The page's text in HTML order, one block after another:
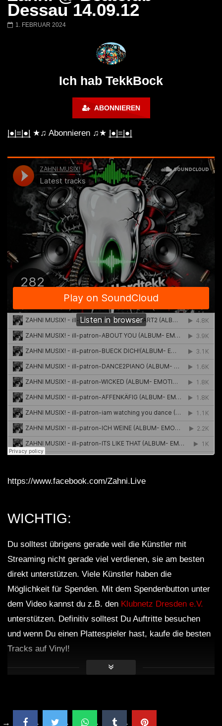
H4U | Minupren vs Craig Mortalis
!◇ [HARDTEKK]
Dessau 14.09.12
1. FEBRUAR 2024
Ich hab TekkBock
ABONNIEREN
|̲̅̅●̲̅̅|̲̅̅=̲̅̅|̲̅̅●̲̅̅| ★♫ Abonnieren ♫★ |̲̅̅●̲̅̅|̲̅̅=̲̅̅|̲̅̅●̲̅̅|
https://www.facebook.com/Zahni.Live
WICHTIG:
Du solltest übrigens gerade weil die Künstler mit
Streaming nicht gerade viel verdienen, sie am besten
direkt unterstützen. Viele Künstler haben die
Möglichkeit für Spenden. Mit dem Spendenbutton unter
dem Video kannst du z.B. den Klubnetz Dresden e.V.
unterstützen. Definitiv solltest Du Auftritte besuchen
und wenn Du einen Plattespieler hast, kaufe die besten
Tracks auf Vinyl!